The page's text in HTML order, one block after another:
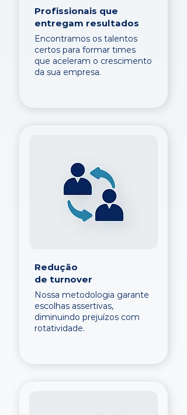
Profissionais que
entregam resultados
Encontramos os talentos
certos para formar times
que aceleram o crescimento
da sua empresa.
Redução
de turnover
Nossa metodologia garante
escolhas assertivas,
diminuindo prejuízos com
rotatividade.